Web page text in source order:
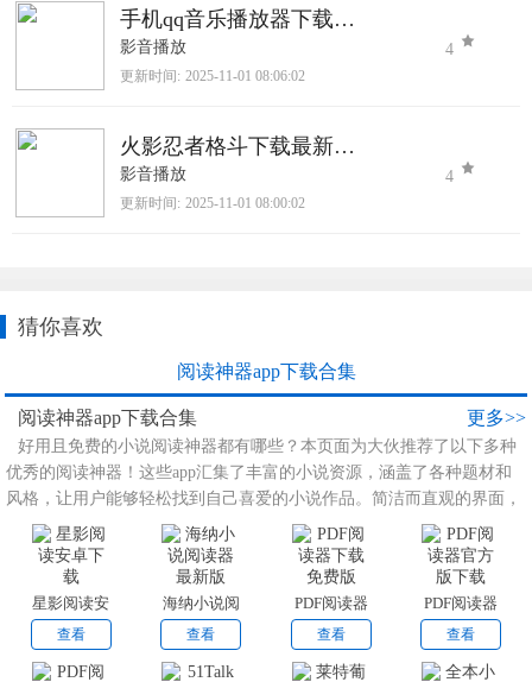
手机qq音乐播放器下载2025最新版
影音播放 4
更新时间: 2025-11-01 08:06:02
火影忍者格斗下载最新版本下载
影音播放 4
更新时间: 2025-11-01 08:00:02
猜你喜欢
阅读神器app下载合集
阅读神器app下载合集 更多>>
好用且免费的小说阅读神器都有哪些？本页面为大伙推荐了以下多种
优秀的阅读神器！这些app汇集了丰富的小说资源，涵盖了各种题材和
风格，让用户能够轻松找到自己喜爱的小说作品。简洁而直观的界面，
使用户能够轻松浏览和查找小说；支持自定义阅读界面，用户可以根据
自己的喜好调整字体大小、背景颜色和页面布局，以获得最舒适的阅读
体验，同时，它还支持夜间模式，方便用户在夜晚或低光环境下阅读，
减轻眼睛的疲劳。
星影阅读安
卓下载
查看
海纳小说阅
读器最新版
查看
PDF阅读器
下载免费版
查看
PDF阅读器
官方版下载
查看